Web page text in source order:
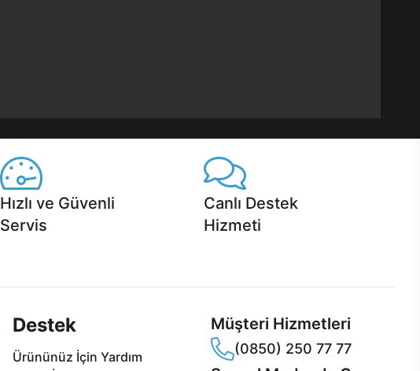
Hızlı ve Güvenli
Servis
Canlı Destek
Hizmeti
Destek
Ürününüz İçin Yardım
Müşteri Hizmetleri
(0850) 250 77 77